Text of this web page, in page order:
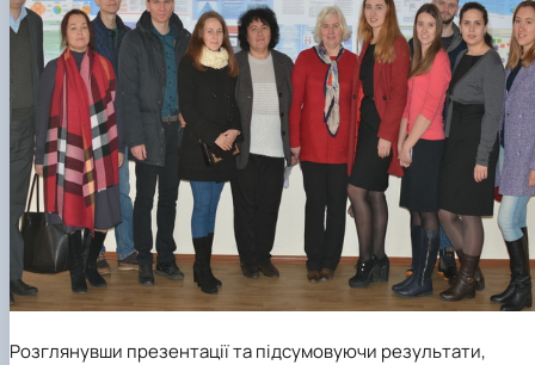
Розглянувши презентації та підсумовуючи результати,